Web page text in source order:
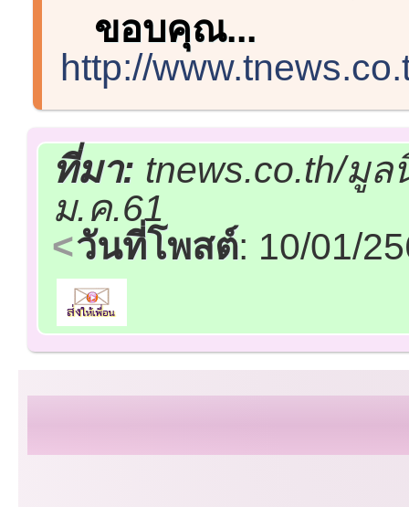
ขอบคุณ...
http://
ที่มา: tnews.co.th/มู
ม.ค.61
วันที่โพสต์: 10/01/